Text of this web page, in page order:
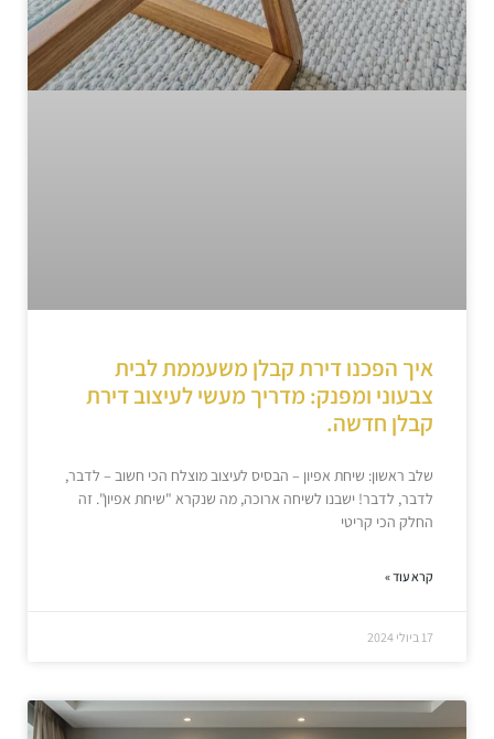
איך הפכנו דירת קבלן משעממת לבית
צבעוני ומפנק: מדריך מעשי לעיצוב דירת
קבלן חדשה.
שלב ראשון: שיחת אפיון – הבסיס לעיצוב מוצלח הכי חשוב – לדבר,
לדבר, לדבר! ישבנו לשיחה ארוכה, מה שנקרא "שיחת אפיון". זה
החלק הכי קריטי
קרא עוד »
17 ביולי 2024